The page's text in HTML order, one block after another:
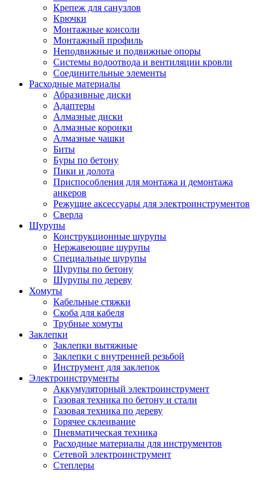
Крепеж для санузлов
Крючки
Монтажные консоли
Монтажный профиль
Неподвижные и подвижные опоры
Системы водоотвода и вентиляции кровли
Соединительные элементы
Расходные материалы
Абразивные диски
Адаптеры
Алмазные диски
Алмазные коронки
Алмазные чашки
Биты
Буры по бетону
Пики и долота
Приспособления для монтажа и демонтажа
анкеров
Режущие аксессуары для электроинструментов
Сверла
Шурупы
Конструкционные шурупы
Нержавеющие шурупы
Специальные шурупы
Шурупы по бетону
Шурупы по дереву
Хомуты
Кабельные стяжки
Скоба для кабеля
Трубные хомуты
Заклепки
Заклепки вытяжные
Заклепки с внутренней резьбой
Инструмент для заклепок
Электроинструменты
Аккумуляторный электроинструмент
Газовая техника по бетону и стали
Газовая техника по дереву
Горячее склеивание
Пневматическая техника
Расходные материалы для инструментов
Сетевой электроинструмент
Степлеры